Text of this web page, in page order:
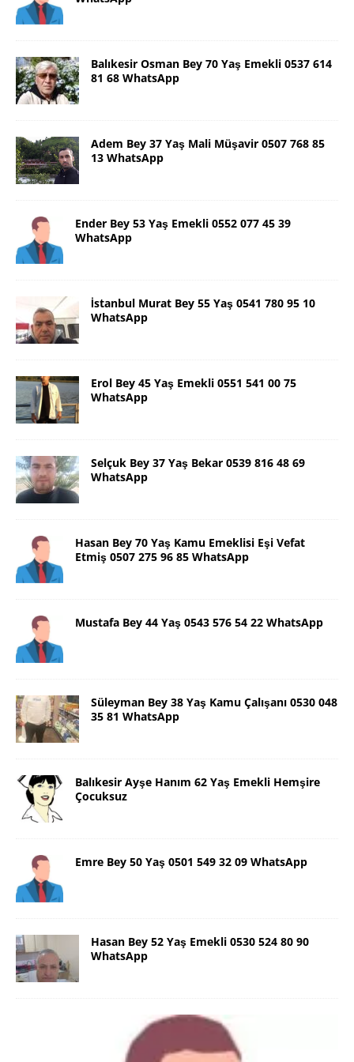
Balıkesir Osman Bey 70 Yaş Emekli 0537 614
81 68 WhatsApp
Adem Bey 37 Yaş Mali Müşavir 0507 768 85
13 WhatsApp
Ender Bey 53 Yaş Emekli 0552 077 45 39
WhatsApp
İstanbul Murat Bey 55 Yaş 0541 780 95 10
WhatsApp
Erol Bey 45 Yaş Emekli 0551 541 00 75
WhatsApp
Selçuk Bey 37 Yaş Bekar 0539 816 48 69
WhatsApp
Hasan Bey 70 Yaş Kamu Emeklisi Eşi Vefat
Etmiş 0507 275 96 85 WhatsApp
Mustafa Bey 44 Yaş 0543 576 54 22 WhatsApp
Süleyman Bey 38 Yaş Kamu Çalışanı 0530 048
35 81 WhatsApp
Balıkesir Ayşe Hanım 62 Yaş Emekli Hemşire
Çocuksuz
Emre Bey 50 Yaş 0501 549 32 09 WhatsApp
Hasan Bey 52 Yaş Emekli 0530 524 80 90
WhatsApp
Danimarka Mustafa Bey 45 Yaş +45